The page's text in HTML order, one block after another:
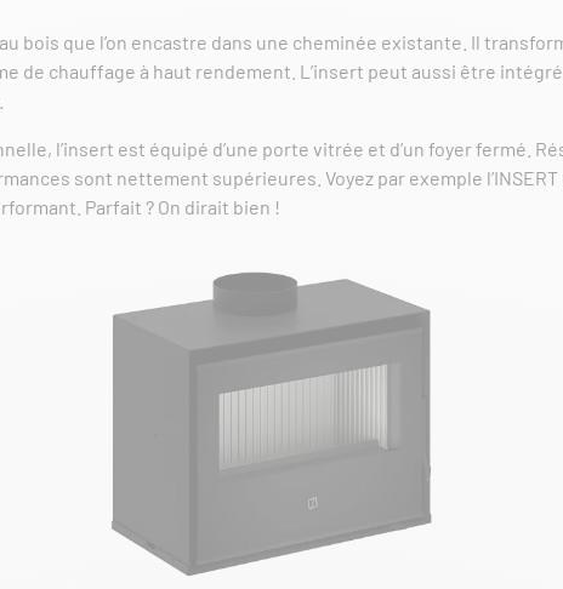
bois que l’on encastre dans une cheminée existante. Il
de chauffage à haut rendement. L’insert peut aussi être
l’insert est équipé d’une porte vitrée et d’un foyer fermé.
sont nettement supérieures. Voyez par exemple
Parfait ? On dirait bien !